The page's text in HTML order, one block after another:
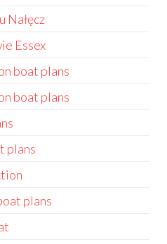
Nałęcz
Essex
boat plans
boat plans
plans
plans